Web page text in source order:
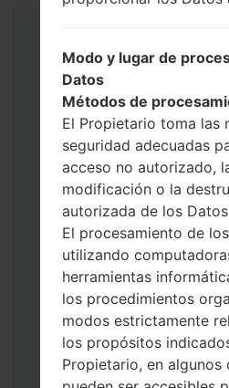
Descargue a su PC:
Odin 3.
A continuación,
Modo y lugar de
Datos
Métodos de
El Propietario toma las
seguridad adecuadas
acceso no autorizado,
modificación o la
autorizada de los
El procesamiento de
utilizando
herramientas
los procedimientos
modos estrictamente
los propósitos
Propietario, en algunos